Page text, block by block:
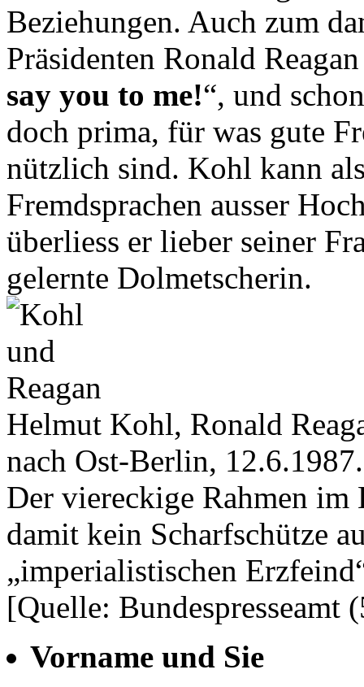
Beziehungen. Auch zum
Präsidenten Ronald
say you to me!“, und
doch prima, für was gute
nützlich sind. Kohl kann
Fremdsprachen ausser
überliess er lieber seiner
gelernte Dolmetscherin.
Helmut Kohl, Ronald
nach Ost-Berlin, 12.6.1987.
Der viereckige Rahmen im
damit kein Scharfschütze
„imperialistischen
[Quelle: Bundespresseamt
Vorname und Sie